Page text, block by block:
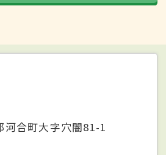
河合町大字穴闇81-1